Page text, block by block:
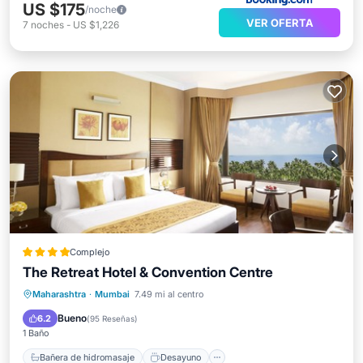
US $175/noche
7 noches - US $1,226 VER OFERTA
Complejo
The Retreat Hotel & Convention Centre
Maharashtra · Mumbai 7.49 mi al centro
6.2 Bueno(95 Reseñas)
1 Baño
Bañera de hidromasaje Desayuno
Bañera de hidromasaje
Aparcamiento